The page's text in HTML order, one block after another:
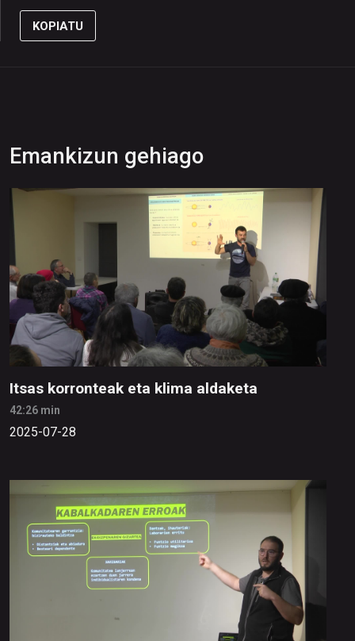
KOPIATU
Emankizun gehiago
Itsas korronteak eta klima aldaketa
42:26 min
2025-07-28